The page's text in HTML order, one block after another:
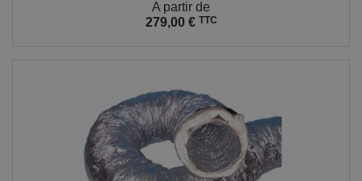
A partir de
279,00 € TTC